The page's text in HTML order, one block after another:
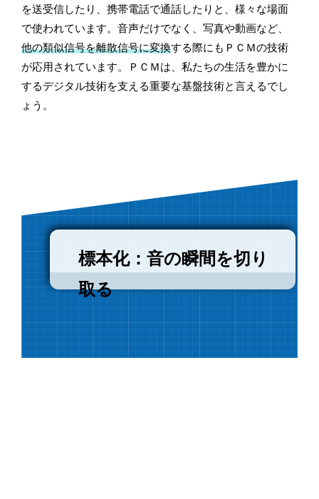
を送受信したり、携帯電話で通話したりと、様々な場面
で使われています。音声だけでなく、写真や動画など、
他の類似信号を離散信号に変換する際にもＰＣＭの技術
が応用されています。ＰＣＭは、私たちの生活を豊かに
するデジタル技術を支える重要な基盤技術と言えるでし
ょう。
標本化：音の瞬間を切り
取る